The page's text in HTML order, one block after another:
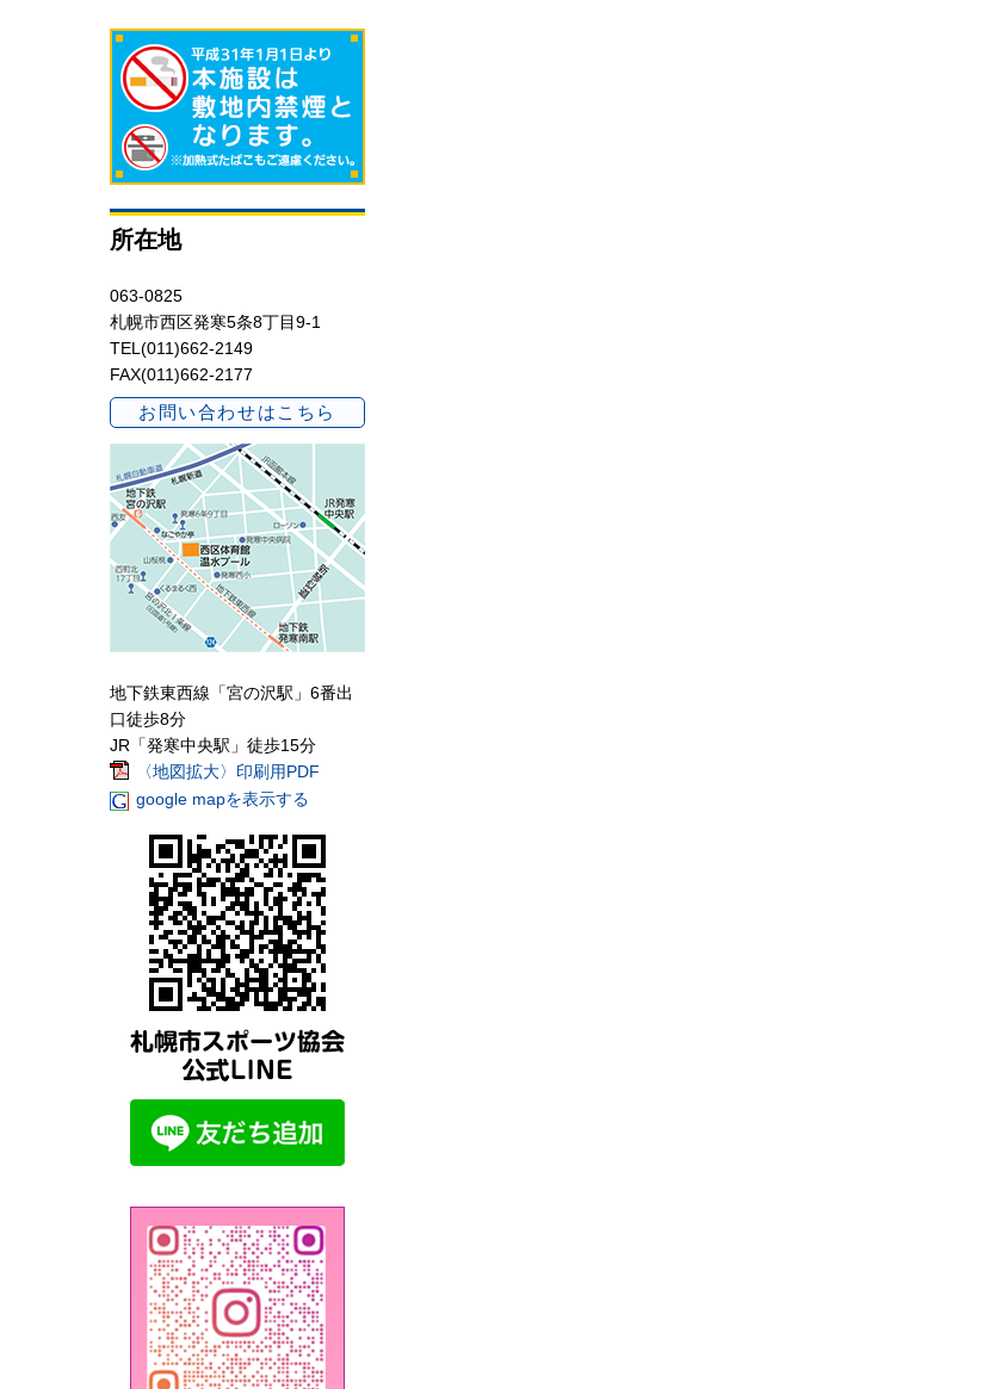
所在地
063-0825
札幌市西区発寒5条8丁目9-1
TEL(011)662-2149
FAX(011)662-2177
お問い合わせはこちら
地下鉄東西線「宮の沢駅」6番出
口徒歩8分
JR「発寒中央駅」徒歩15分
〈地図拡大〉印刷用PDF
google mapを表示する